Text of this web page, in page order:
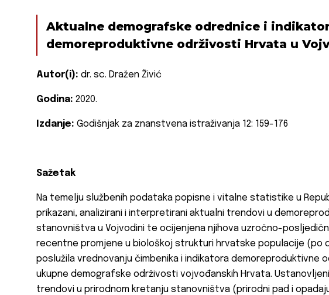
Aktualne demografske odrednice i
demoreproduktivne održivosti Hrvata u
Autor(i): dr. sc. Dražen Živić
Godina: 2020.
Izdanje: Godišnjak za znanstvena istraživanja 12: 159-176
Sažetak
Na temelju službenih podataka popisne i vitalne statistike u
prikazani, analizirani i interpretirani aktualni trendovi u
stanovništva u Vojvodini te ocijenjena njihova uzročno-
recentne promjene u biološkoj strukturi hrvatske populacije (po
poslužila vrednovanju čimbenika i indikatora demoreproduktivne
ukupne demografske održivosti vojvođanskih Hrvata.
trendovi u prirodnom kretanju stanovništva (prirodni pad i